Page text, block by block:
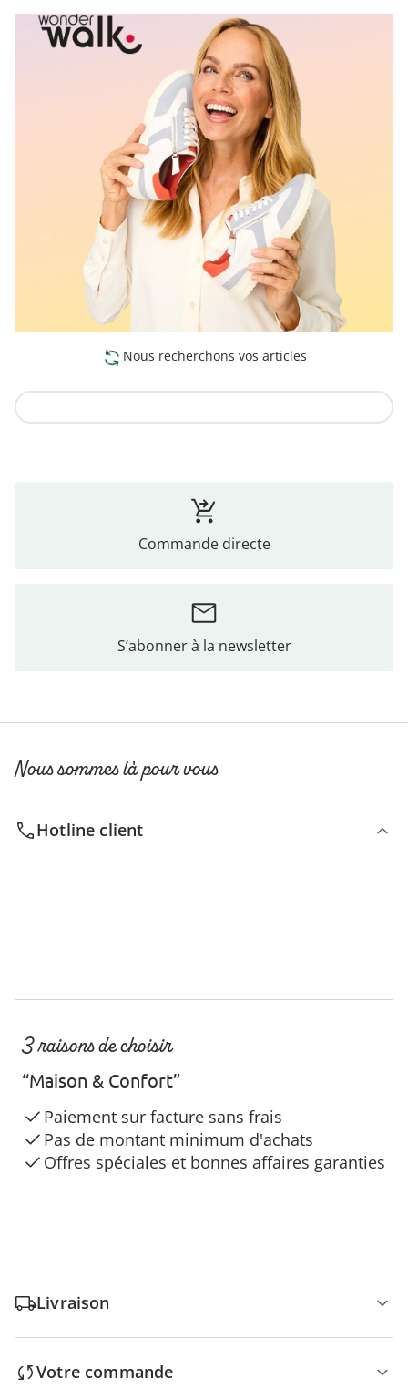
Nous recherchons vos articles
Commande directe
S’abonner à la newsletter
Nous sommes là pour vous
Hotline client
3 raisons de choisir
“Maison & Confort”
Paiement sur facture sans frais
Pas de montant minimum d'achats
Offres spéciales et bonnes affaires garanties
Livraison
Votre commande